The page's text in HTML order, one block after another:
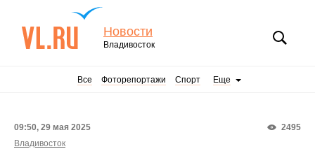
Новости
Владивосток
Все Фоторепортажи Спорт Еще
2495
09:50, 29 мая 2025
Владивосток